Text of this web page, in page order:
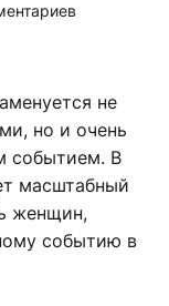
не
но и очень
событием. В
масштабный
женщин,
событию в